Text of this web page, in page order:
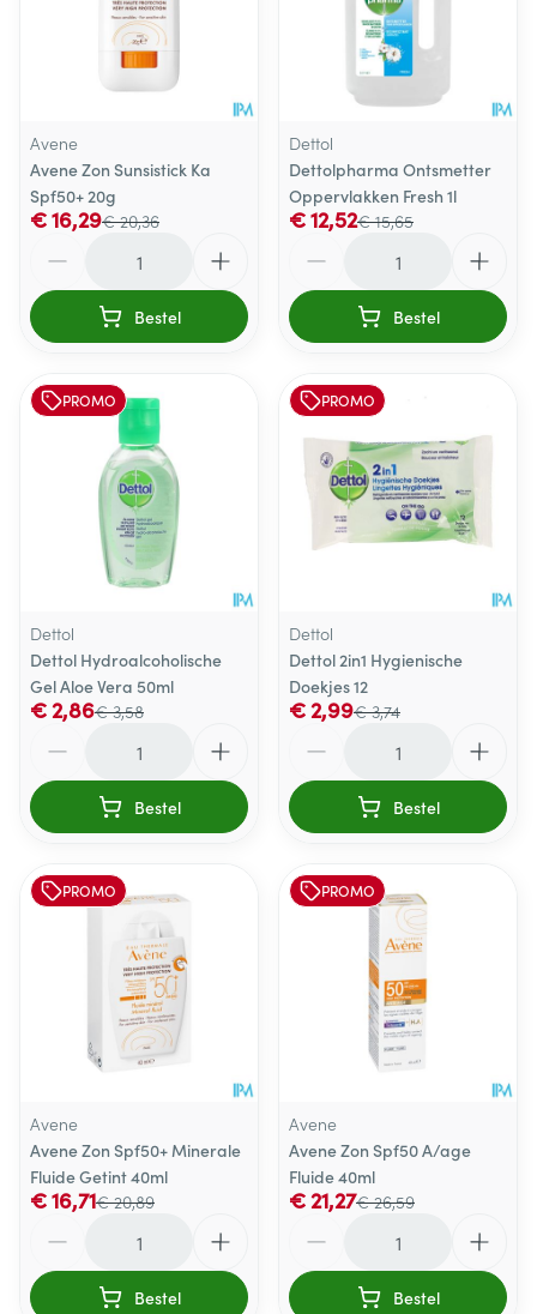
Avene
Avene Zon Sunsistick Ka
Spf50+ 20g
€ 20,36
€ 16,29
Bestel
Dettol
Dettolpharma Ontsmetter
Oppervlakken Fresh 1l
€ 15,65
€ 12,52
Bestel
PROMO
Dettol
Dettol Hydroalcoholische
Gel Aloe Vera 50ml
€ 3,58
€ 2,86
Bestel
PROMO
Dettol
Dettol 2in1 Hygienische
Doekjes 12
€ 3,74
€ 2,99
Bestel
PROMO
Avene
Avene Zon Spf50+ Minerale
Fluide Getint 40ml
€ 20,89
€ 16,71
Bestel
PROMO
Avene
Avene Zon Spf50 A/age
Fluide 40ml
€ 26,59
€ 21,27
Bestel